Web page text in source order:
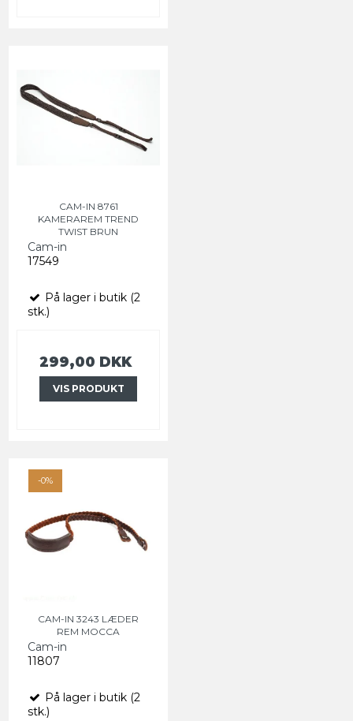
CAM-IN 8761
KAMERAREM TREND
TWIST BRUN
Cam-in
17549
På lager i butik (2
stk.)
299,00 DKK
VIS PRODUKT
-0%
CAM-IN 3243 LÆDER
REM MOCCA
Cam-in
11807
På lager i butik (2
stk.)